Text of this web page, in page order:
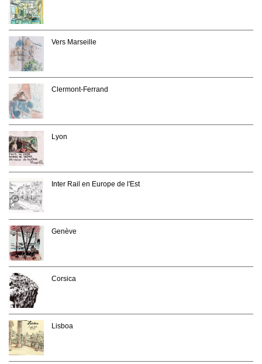
Vers Marseille
Clermont-Ferrand
Lyon
Inter Rail en Europe de l'Est
Genève
Corsica
Lisboa